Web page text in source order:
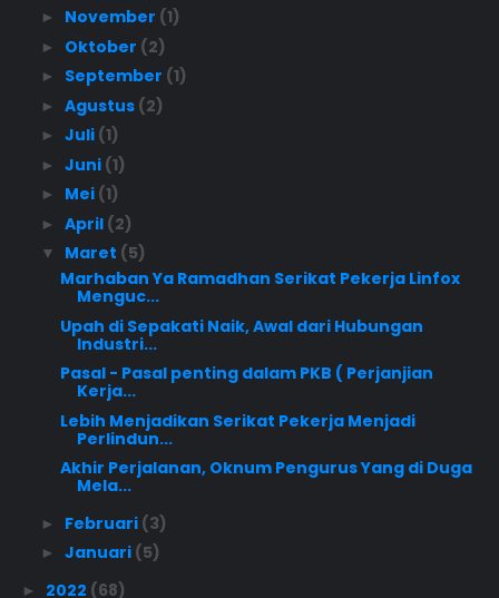
► November (1)
► Oktober (2)
► September (1)
► Agustus (2)
► Juli (1)
► Juni (1)
► Mei (1)
► April (2)
▼ Maret (5)
Marhaban Ya Ramadhan Serikat Pekerja Linfox
Menguc...
Upah di Sepakati Naik, Awal dari Hubungan
Industri...
Pasal - Pasal penting dalam PKB ( Perjanjian
Kerja...
Lebih Menjadikan Serikat Pekerja Menjadi
Perlindun...
Akhir Perjalanan, Oknum Pengurus Yang di Duga
Mela...
► Februari (3)
► Januari (5)
► 2022 (68)